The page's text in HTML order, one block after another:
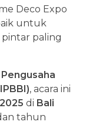
Deco Expo
untuk
paling
Pengusaha
, acara ini
di Bali
tahun